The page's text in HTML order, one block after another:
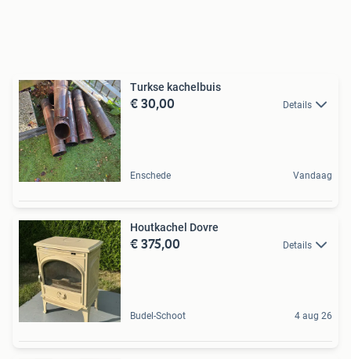
Turkse kachelbuis
€ 30,00 Details
Enschede Vandaag
Houtkachel Dovre
€ 375,00 Details
Budel-Schoot 4 aug 26